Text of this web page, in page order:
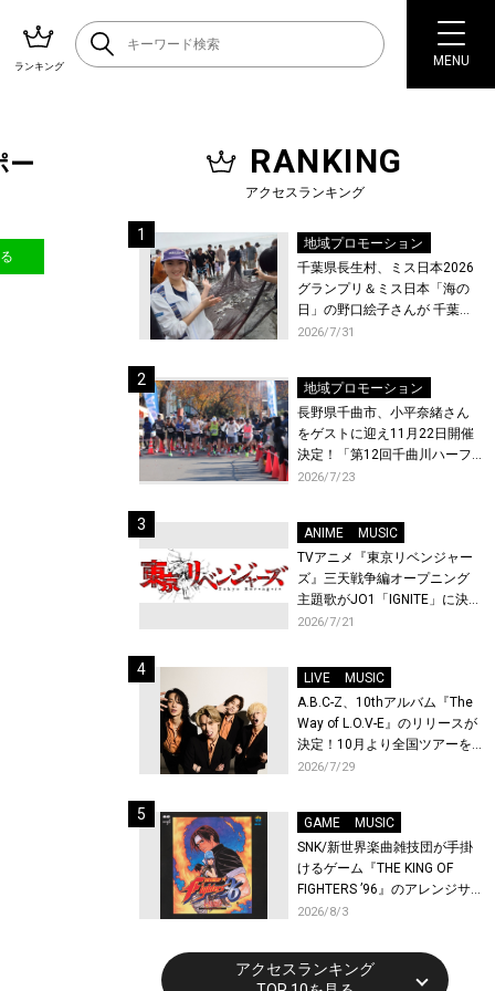
ランキング MENU
ー RANKING
アクセスランキング
地域プロモーション
千葉県長生村、ミス日本2026
グランプリ＆ミス日本「海の
日」の野口絵子さんが 千葉県
唯一の村・長生村で地引網を
2026/7/31
地域プロモーション
長野県千曲市、小平奈緒さん
をゲストに迎え11月22日開催
決定！「第12回千曲川ハーフ
マラソン」エントリー受付開
2026/7/23
ANIME
MUSIC
TVアニメ『東京リベンジャー
ズ』三天戦争編オープニング
主題歌がJO1「IGNITE」に決
定！メンバー全員から喜びと
先行上映会を開催！
2026/7/21
LIVE
MUSIC
A.B.C-Z、10thアルバム『The
Way of L.O.V-E』のリリースが
決定！10月より全国ツアーを
開催！
2026/7/29
GAME
MUSIC
SNK/新世界楽曲雑技団が手掛
けるゲーム『THE KING OF
FIGHTERS ’96』のアレンジサ
ウンドトラックが配信開始！
2026/8/3
アクセスランキング